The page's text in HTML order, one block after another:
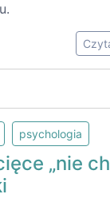
psychologia
„nie